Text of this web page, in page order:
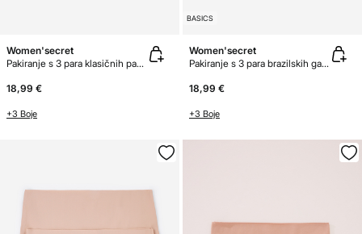
Women'secret
Pakiranje s 3 para klasičnih pamučnih gaćica
18,99 €
+3 Boje
BASICS
Women'secret
Pakiranje s 3 para brazilskih gaćica od mikrofibre
18,99 €
+3 Boje